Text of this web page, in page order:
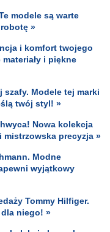
modele są warte
»
i komfort twojego
i piękne
Modele tej marki
twój styl! »
Nowa kolekcja
precyzja »
Modne
wyjątkowy
Tommy Hilfiger.
dla niego! »